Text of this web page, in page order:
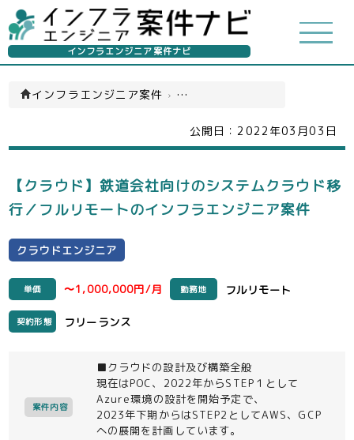
インフラエンジニア案件ナビ
インフラエンジニア案件 › クラウドエンジニア(一覧)
公開日： 2022年03月03日
【クラウド】鉄道会社向けのシステムクラウド移
行／フルリモートのインフラエンジニア案件
クラウドエンジニア
単価 〜1,000,000円/月 勤務地 フルリモート
契約形態 フリーランス
案件内容
■クラウドの設計及び構築全般
現在はPOC、2022年からSTEP１として
Azure環境の設計を開始予定で、
2023年下期からはSTEP2としてAWS、GCP
への展開を計画しています。